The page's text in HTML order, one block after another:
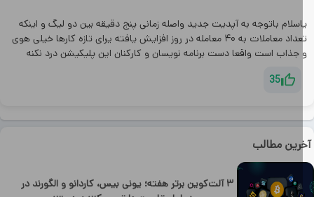
مطالب
۳ آلت‌کوین برتر هفته؛ یونی بیس، کاردانو و الگورند در
باتوجه به آپدیت جدید واصله زمانی پنج دقیقه بین دو لیگ و اینکه
تعداد معاملات به ۴۰ معامله در روز افزایش یافته یرای تازه کارها خیلی هوی
جذاب است واقعا دست برنامه نویسان و کارکنان این پلیکیشن درد نکنه
35